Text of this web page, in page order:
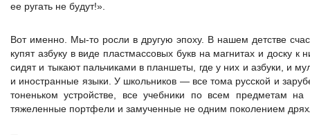
ее ругать не будут!».
Вот именно. Мы-то росли в другую эпоху. В нашем детстве
купят азбуку в виде пластмассовых букв на магнитах и доску
сидят и тыкают пальчиками в планшеты, где у них и азбуки, и
и иностранные языки. У школьников — все тома русской и
тоненьком устройстве, все учебники по всем предметам
тяжеленные портфели и замученные не одним поколением